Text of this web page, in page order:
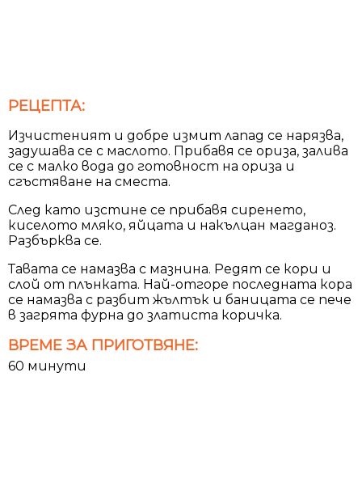
РЕЦЕПТА:
Изчистеният и добре измит лапад се нарязва,
задушава се с маслото. Прибавя се ориза, залива
се с малко вода до готовност на ориза и
сгъстяване на сместа.
След като изстине се прибавя сиренето,
киселото мляко, яйцата и накълцан магданоз.
Разбърква се.
Тавата се намазва с мазнина. Редят се кори и
слой от плънката. Най-отгоре последната кора
се намазва с разбит жълтък и баницата се пече
в загрята фурна до златиста коричка.
ВРЕМЕ ЗА ПРИГОТВЯНЕ:
60 минути